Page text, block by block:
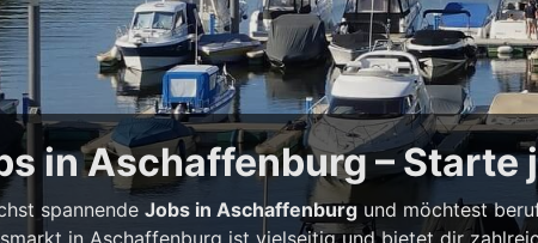
in Aschaffenburg –
spannendeJobs in Aschaffenburg und möchtest